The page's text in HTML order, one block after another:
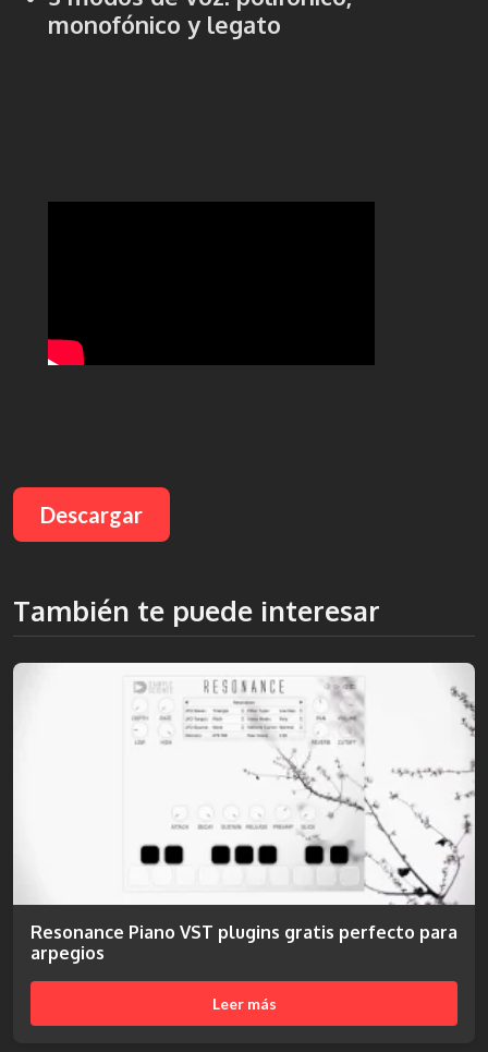
monofónico y legato
Descargar
También te puede interesar
Resonance Piano VST plugins gratis perfecto para
arpegios
Leer más